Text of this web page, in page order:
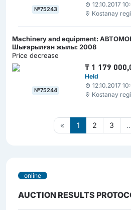
№75243
12.10.2017
Kostanay
Machinery and equipment:
Шығарылған жылы: 2008
Price decrease
№75244
₸ 1 179
Held
12.10.2017
Kostanay
« 1 2 3
online
AUCTION RESULTS